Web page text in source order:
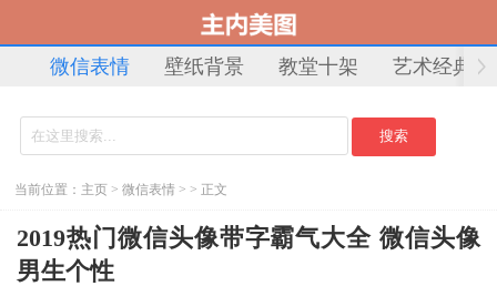
微信表情 壁纸背景 教堂十架 艺术经典
当前位置： 主页 >微信表情 > > 正文
2019热门微信头像带字霸气大全 微信头像
男生个性